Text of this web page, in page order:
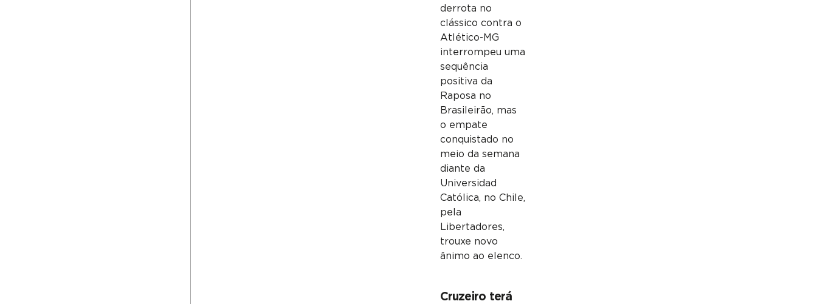
derrota no
clássico contra o
Atlético-MG
interrompeu uma
sequência
positiva da
Raposa no
Brasileirão, mas
o empate
conquistado no
meio da semana
diante da
Universidad
Católica, no Chile,
pela
Libertadores,
trouxe novo
ânimo ao elenco.
Cruzeiro terá